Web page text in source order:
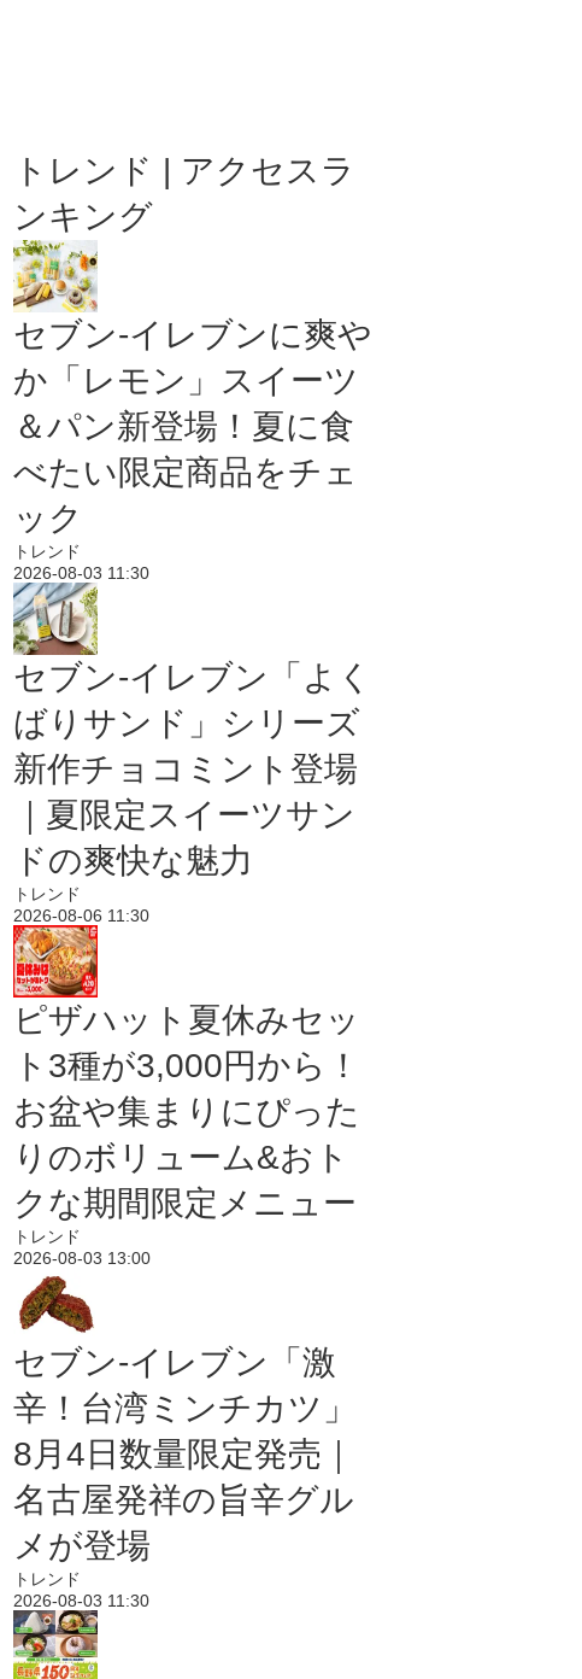
トレンド | アクセスラ
ンキング
セブン‐イレブンに爽や
か「レモン」スイーツ
＆パン新登場！夏に食
べたい限定商品をチェ
ック
トレンド
2026-08-03 11:30
セブン‐イレブン「よく
ばりサンド」シリーズ
新作チョコミント登場
｜夏限定スイーツサン
ドの爽快な魅力
トレンド
2026-08-06 11:30
ピザハット夏休みセッ
ト3種が3,000円から！
お盆や集まりにぴった
りのボリューム&おト
クな期間限定メニュー
トレンド
2026-08-03 13:00
セブン-イレブン「激
辛！台湾ミンチカツ」
8月4日数量限定発売｜
名古屋発祥の旨辛グル
メが登場
トレンド
2026-08-03 11:30